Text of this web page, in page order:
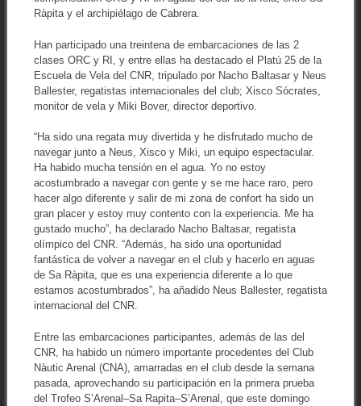
Ràpita y el archipiélago de Cabrera.
Han participado una treintena de embarcaciones de las 2
clases ORC y RI, y entre ellas ha destacado el Platú 25 de la
Escuela de Vela del CNR, tripulado por Nacho Baltasar y Neus
Ballester, regatistas internacionales del club; Xisco Sócrates,
monitor de vela y Miki Bover, director deportivo.
“Ha sido una regata muy divertida y he disfrutado mucho de
navegar junto a Neus, Xisco y Miki, un equipo espectacular.
Ha habido mucha tensión en el agua. Yo no estoy
acostumbrado a navegar con gente y se me hace raro, pero
hacer algo diferente y salir de mi zona de confort ha sido un
gran placer y estoy muy contento con la experiencia. Me ha
gustado mucho”, ha declarado Nacho Baltasar, regatista
olímpico del CNR. “Además, ha sido una oportunidad
fantástica de volver a navegar en el club y hacerlo en aguas
de Sa Ràpita, que es una experiencia diferente a lo que
estamos acostumbrados”, ha añadido Neus Ballester, regatista
internacional del CNR.
Entre las embarcaciones participantes, además de las del
CNR, ha habido un número importante procedentes del Club
Nàutic Arenal (CNA), amarradas en el club desde la semana
pasada, aprovechando su participación en la primera prueba
del Trofeo S’Arenal–Sa Rapita–S’Arenal, que este domingo